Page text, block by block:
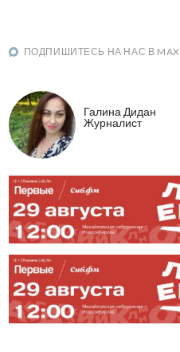
ПОДПИШИТЕСЬ НА НАС В MAX
Галина Дидан
Журналист